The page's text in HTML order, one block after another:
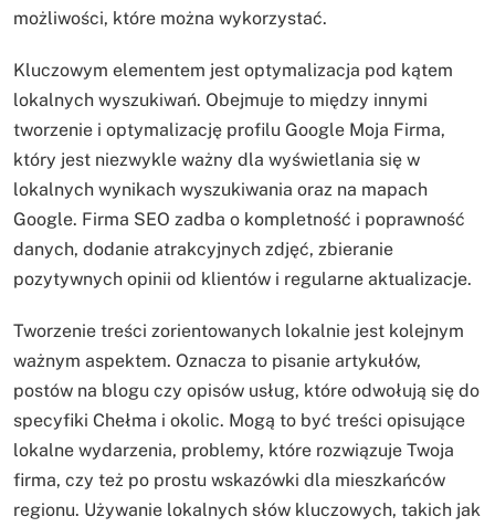
możliwości, które można wykorzystać.
Kluczowym elementem jest optymalizacja pod kątem
lokalnych wyszukiwań. Obejmuje to między innymi
tworzenie i optymalizację profilu Google Moja Firma,
który jest niezwykle ważny dla wyświetlania się w
lokalnych wynikach wyszukiwania oraz na mapach
Google. Firma SEO zadba o kompletność i poprawność
danych, dodanie atrakcyjnych zdjęć, zbieranie
pozytywnych opinii od klientów i regularne aktualizacje.
Tworzenie treści zorientowanych lokalnie jest kolejnym
ważnym aspektem. Oznacza to pisanie artykułów,
postów na blogu czy opisów usług, które odwołują się do
specyfiki Chełma i okolic. Mogą to być treści opisujące
lokalne wydarzenia, problemy, które rozwiązuje Twoja
firma, czy też po prostu wskazówki dla mieszkańców
regionu. Używanie lokalnych słów kluczowych, takich jak